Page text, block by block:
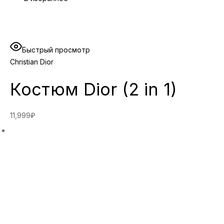
Быстрый просмотр
Christian Dior
Костюм Dior (2 in 1)
11,999₽